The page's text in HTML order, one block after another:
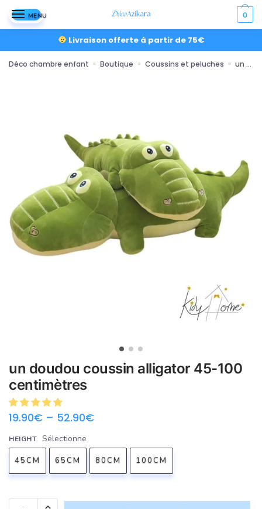
MENU 0
Livraison offerte à partir de 75€
Déco chambre enfant » Boutique » Coussins et peluches » un doudou coussin alligator 45-100 centimètres
un doudou coussin alligator 45-100
centimètres
19.90€ – 52.90€
HEIGHT: Sélectionne
45CM 65CM 80CM 100CM